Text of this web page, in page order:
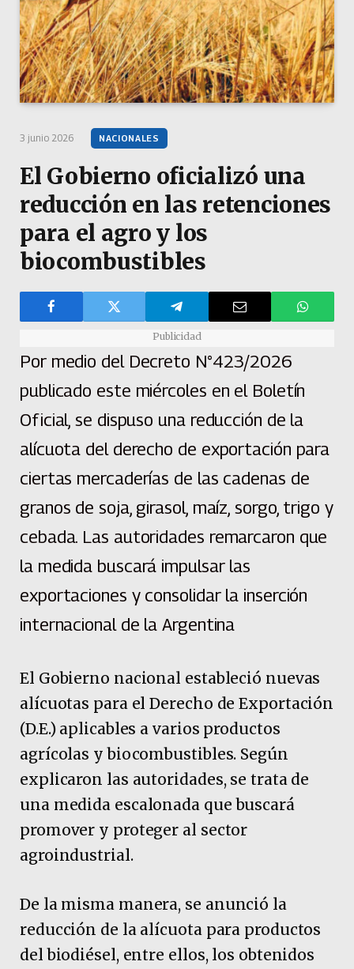
3 junio 2026 NACIONALES
El Gobierno oficializó una
reducción en las retenciones
para el agro y los
biocombustibles
Publicidad
Por medio del Decreto N°423/2026
publicado este miércoles en el Boletín
Oficial, se dispuso una reducción de la
alícuota del derecho de exportación para
ciertas mercaderías de las cadenas de
granos de soja, girasol, maíz, sorgo, trigo y
cebada. Las autoridades remarcaron que
la medida buscará impulsar las
exportaciones y consolidar la inserción
internacional de la Argentina
El Gobierno nacional estableció nuevas
alícuotas para el Derecho de Exportación
(D.E.) aplicables a varios productos
agrícolas y biocombustibles. Según
explicaron las autoridades, se trata de
una medida escalonada que buscará
promover y proteger al sector
agroindustrial.
De la misma manera, se anunció la
reducción de la alícuota para productos
del biodiésel, entre ellos, los obtenidos